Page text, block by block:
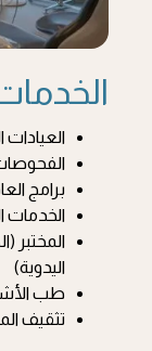
العيادات
الفحوصات
برامج
الخدمات
المختبر
اليدوية)
طب
تثقيف